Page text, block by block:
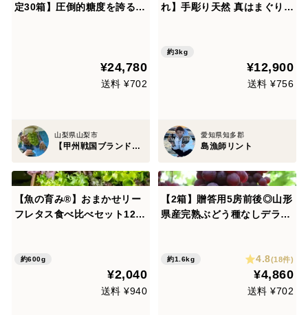
定30箱】圧倒的糖度を誇る幻
用・家庭用にも】【敬老の日
¥24,780
送料 ¥702
山梨県山梨市
【甲州戦国ブランド】新進気鋭の金子農園
れ】手彫り天然 真はまぐり
蛤，焼蛤，酒蒸しがオススメ
お歳暮，ギフト，イベント、
約3kg
¥12,900
送料 ¥756
愛知県知多郡
島漁師リント
【魚の育み®】おまかせリー
フレタス食べ比べセット12袋
菜【朝どれ】
約600g
¥2,040
送料 ¥940
【2箱】贈答用5房前後◎山形
県産完熟ぶどう種なしデラウ
約1.6kg 4.8(18件)
¥4,860
送料 ¥702